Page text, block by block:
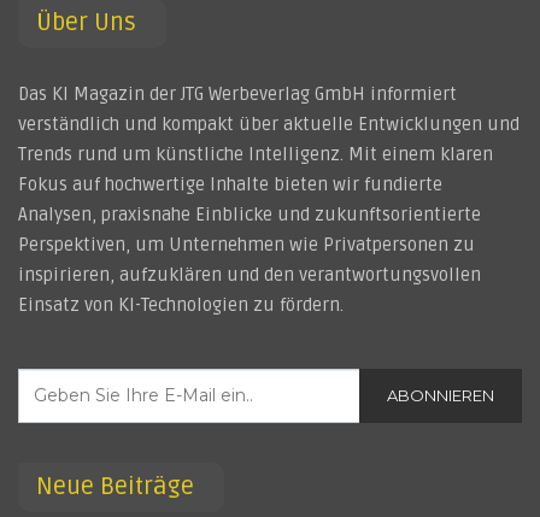
Über Uns
Das KI Magazin der JTG Werbeverlag GmbH informiert
verständlich und kompakt über aktuelle Entwicklungen und
Trends rund um künstliche Intelligenz. Mit einem klaren
Fokus auf hochwertige Inhalte bieten wir fundierte
Analysen, praxisnahe Einblicke und zukunftsorientierte
Perspektiven, um Unternehmen wie Privatpersonen zu
inspirieren, aufzuklären und den verantwortungsvollen
Einsatz von KI-Technologien zu fördern.
ABONNIEREN
Neue Beiträge